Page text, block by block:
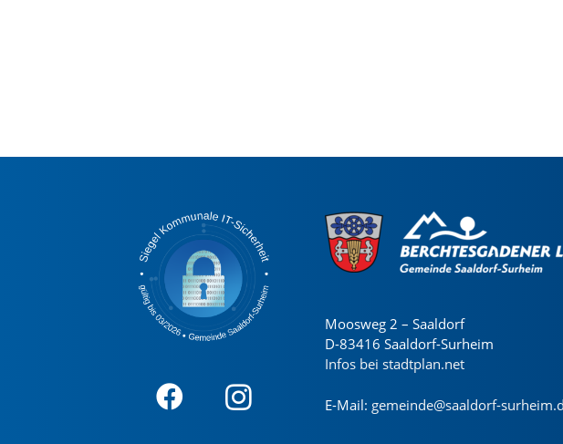
Moosweg 2 – Saaldorf
D-83416 Saaldorf-Surheim
Infos bei stadtplan.net
E-Mail: gemeinde@saaldorf-